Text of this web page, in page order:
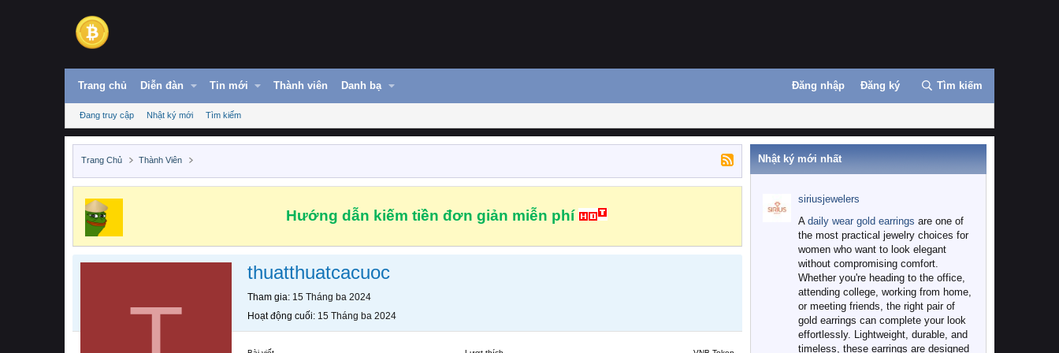
Trang chủ Diễn đàn Tin mới Thành viên Danh bạ Đăng nhập Đăng ký Tìm kiếm
Đang truy cập Nhật ký mới Tìm kiếm
Trang Chủ Thành Viên
Hướng dẫn kiếm tiền đơn giản miễn phí
thuatthuatcacuoc
Tham gia 15 Tháng ba 2024
Hoạt động cuối 15 Tháng ba 2024
Nhật ký mới nhất
siriusjewelers
A daily wear gold earrings are one of
the most practical jewelry choices for
women who want to look elegant
without compromising comfort.
Whether you're heading to the office,
attending college, working from home,
or meeting friends, the right pair of
gold earrings can complete your look
effortlessly. Lightweight, durable, and
timeless, these earrings are designed